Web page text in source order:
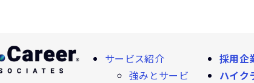
サービス紹介
強みとサービ
採用企
ハイク